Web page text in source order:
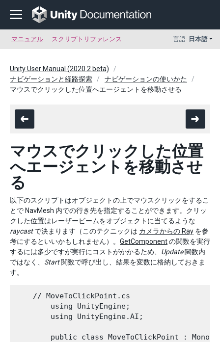
マニュアル スクリプトリファレンス 言語: 日本語
Unity User Manual (2020.2 beta)
ナビゲーションと経路探索
ナビゲーションの使いかた
マウスでクリックした位置へエージェントを移動させる
マウスでクリックした位置
へエージェントを移動させ
る
以下のスクリプトはオブジェクトの上でマウスクリックをするこ
とで NavMesh 内での行き先を指定することができます。クリッ
クした位置はレーザービームをオブジェクトに当てるような
raycastで決まります（このテクニックは カメラからの Ray を参
考にするといいかもしれません）。 GetComponentの関数を実行
するには多少ですが実行にコストがかかるため、 Update関数内
ではなく、 Start関数で呼び出し、結果を変数に格納しておきま
す。
    // MoveToClickPoint.cs
        using UnityEngine;
        using UnityEngine.AI;
public class MoveToClickPoint :